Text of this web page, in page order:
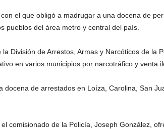
el que obligó a madrugar a una docena de
pueblos del área metro y central del país.
División de Arrestos, Armas y Narcóticos de la
en varios municipios por narcotráfico y venta
docena de arrestados en Loíza, Carolina, San
comisionado de la Policía, Joseph González,